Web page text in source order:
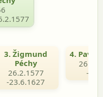
3. Žigmund
Péchy
26.2.1577
-23.6.1627
4. Pavol
-